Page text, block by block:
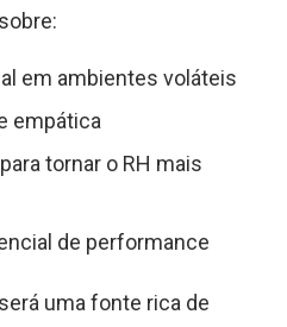
em ambientes voláteis
empática
tornar o RH mais
de performance
uma fonte rica de